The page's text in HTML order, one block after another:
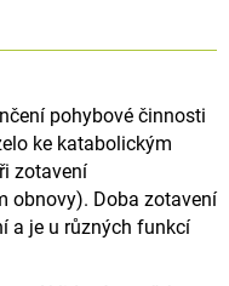
pohybové činnosti
ke katabolickým
zotavení
obnovy). Doba zotavení
a je u různých funkcí